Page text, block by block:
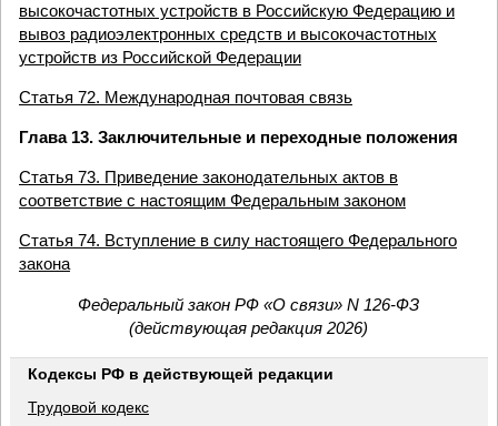
высокочастотных устройств в Российскую Федерацию и
вывоз радиоэлектронных средств и высокочастотных
устройств из Российской Федерации
Статья 72. Международная почтовая связь
Глава 13. Заключительные и переходные положения
Статья 73. Приведение законодательных актов в
соответствие с настоящим Федеральным законом
Статья 74. Вступление в силу настоящего Федерального
закона
Федеральный закон РФ «О связи» N 126-ФЗ
(действующая редакция 2026)
Кодексы РФ в действующей редакции
Трудовой кодекс